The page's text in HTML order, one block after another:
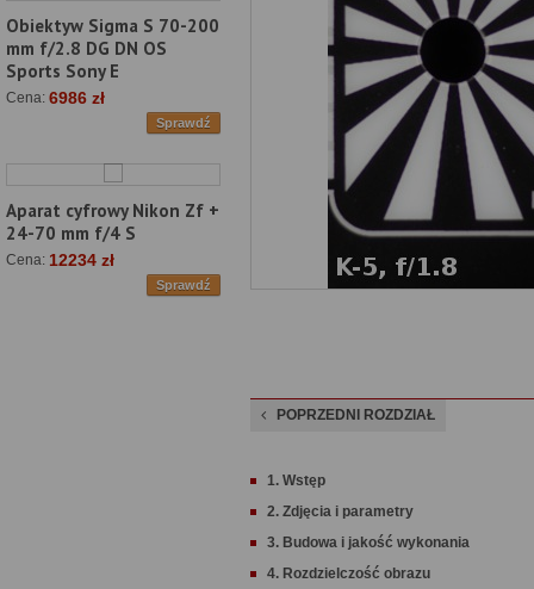
Obiektyw Sigma S 70-200
mm f/2.8 DG DN OS
Sports Sony E
Cena: 6986 zł
Sprawdź
Aparat cyfrowy Nikon Zf +
24-70 mm f/4 S
Cena: 12234 zł
Sprawdź
POPRZEDNI ROZDZIAŁ
1. Wstęp
2. Zdjęcia i parametry
3. Budowa i jakość wykonania
4. Rozdzielczość obrazu